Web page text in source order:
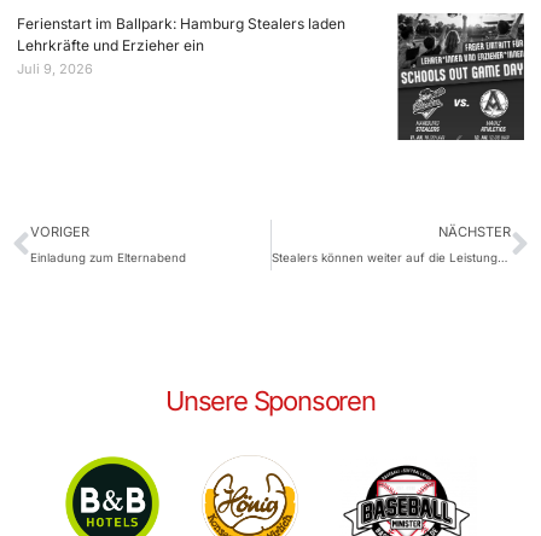
Ferienstart im Ballpark: Hamburg Stealers laden
Lehrkräfte und Erzieher ein
Juli 9, 2026
VORIGER
Einladung zum Elternabend
NÄCHSTER
Stealers können weiter auf die Leistungsträger Paluch und Klasson setzen
Unsere Sponsoren